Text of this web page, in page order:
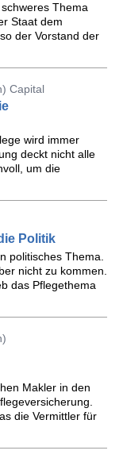
Thema
Staat dem
der Vorstand der
Capital
wird immer
deckt nicht alle
um die
Politik
politisches Thema.
nicht zu kommen.
das Pflegethema
Makler in den
die Vermittler für